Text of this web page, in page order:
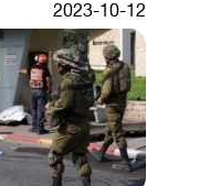
2023-10-12